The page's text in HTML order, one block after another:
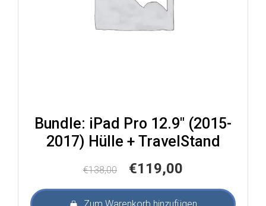
Bundle: iPad Pro 12.9″ (2015-
2017) Hülle + TravelStand
€138,00
Ursprünglicher
war:
€119,00
ist: